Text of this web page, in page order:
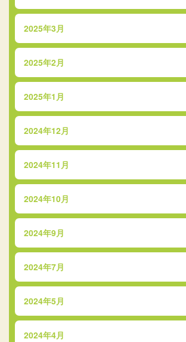
2025年3月
2025年2月
2025年1月
2024年12月
2024年11月
2024年10月
2024年9月
2024年7月
2024年5月
2024年4月